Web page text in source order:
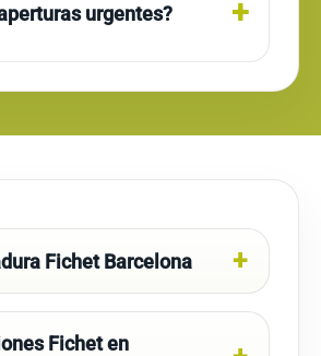
urgentes?
Fichet Barcelona
Fichet en